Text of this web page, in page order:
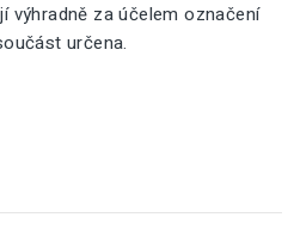
výhradně za účelem označení
určena.